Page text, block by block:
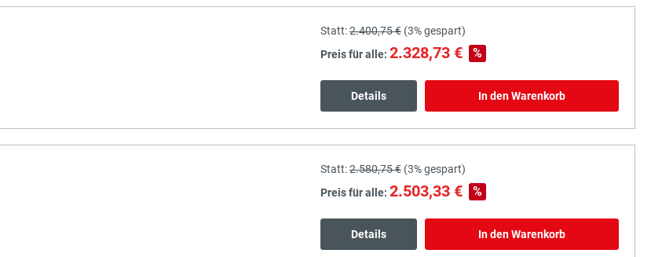
Statt:2.400,75 € (3%gespart)
Preis für alle: 2.328,73 € %
Details In den Warenkorb
Statt:2.580,75 € (3%gespart)
Preis für alle: 2.503,33 € %
Details In den Warenkorb